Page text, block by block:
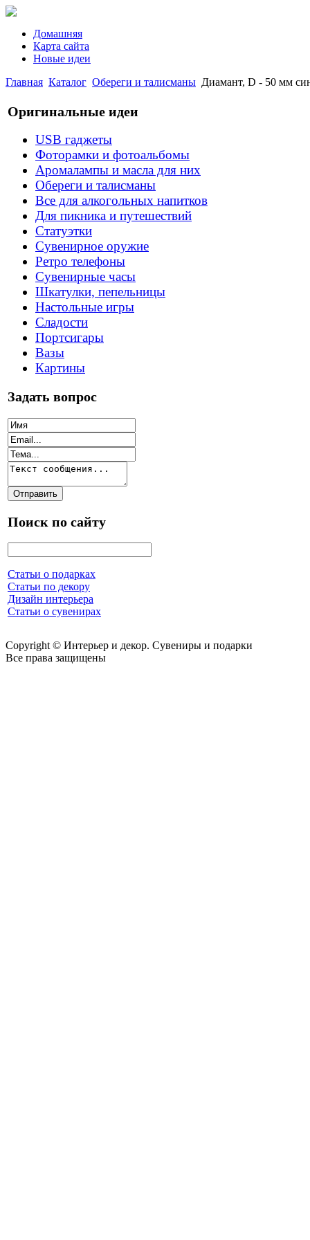
Домашняя
Карта сайта
Новые идеи
Главная Каталог Обереги и талисманы Диамант, D - 50 мм
Оригинальные идеи
USB гаджеты
Фоторамки и фотоальбомы
Аромалампы и масла для них
Обереги и талисманы
Все для алкогольных напитков
Для пикника и путешествий
Статуэтки
Сувенирное оружие
Ретро телефоны
Сувенирные часы
Шкатулки, пепельницы
Настольные игры
Сладости
Портсигары
Вазы
Картины
Задать вопрос
Поиск по сайту
Статьи о подарках
Статьи по декору
Дизайн интерьера
Статьи о сувенирах
Copyright © Интерьер и декор. Сувениры и подарки
Все права защищены